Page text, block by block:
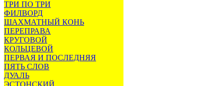
ТРИ ПО ТРИ
ФИЛВОРД
ШАХМАТНЫЙ КОНЬ
ПЕРЕПРАВА
КРУГОВОЙ
КОЛЬЦЕВОЙ
ПЕРВАЯ И ПОСЛЕДНЯЯ
ПЯТЬ СЛОВ
ДУАЛЬ
ЭСТОНСКИЙ